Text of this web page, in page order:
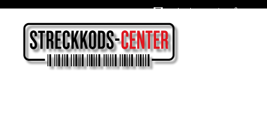
Oslagbara priser året om